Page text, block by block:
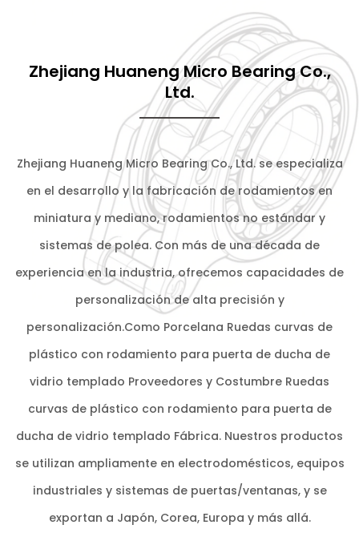
Zhejiang Huaneng Micro Bearing Co.,
Ltd.
Zhejiang Huaneng Micro Bearing Co., Ltd. se especializa
en el desarrollo y la fabricación de rodamientos en
miniatura y mediano, rodamientos no estándar y
sistemas de polea. Con más de una década de
experiencia en la industria, ofrecemos capacidades de
personalización de alta precisión y
personalización.Como Porcelana Ruedas curvas de
plástico con rodamiento para puerta de ducha de
vidrio templado Proveedores y Costumbre Ruedas
curvas de plástico con rodamiento para puerta de
ducha de vidrio templado Fábrica. Nuestros productos
se utilizan ampliamente en electrodomésticos, equipos
industriales y sistemas de puertas/ventanas, y se
exportan a Japón, Corea, Europa y más allá.